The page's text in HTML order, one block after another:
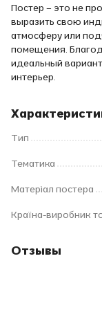
Постер – это не
выразить свою
атмосферу или
помещения.
идеальный
интерьер.
Тип
Тематика
Матеріал постера
Країна-виробник
Отзывы